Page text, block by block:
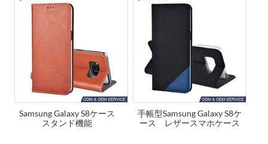
Samsung Galaxy S8ケース
スタンド機能
手帳型Samsung Galaxy S8ケ
ース レザースマホケース